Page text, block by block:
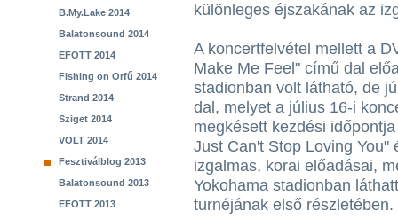
B.My.Lake 2014
Balatonsound 2014
EFOTT 2014
Fishing on Orfű 2014
Strand 2014
Sziget 2014
VOLT 2014
Fesztiválblog 2013
Balatonsound 2013
EFOTT 2013
különleges éjszakának az
A koncertfelvétel mellett a
Make Me Feel" című dal
stadionban volt látható, de
dal, melyet a július 16-i
megkésett kezdési
Just Can't Stop Loving
izgalmas, korai előadásai,
Yokohama stadionban
turnéjának első részletében.